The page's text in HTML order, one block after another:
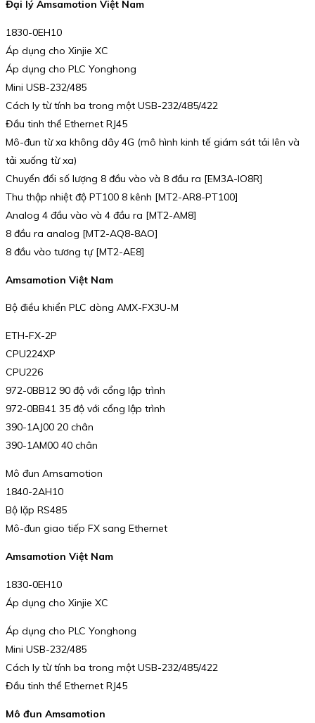
Đại lý Amsamotion Việt Nam
1830-0EH10
Áp dụng cho Xinjie XC
Áp dụng cho PLC Yonghong
Mini USB-232/485
Cách ly từ tính ba trong một USB-232/485/422
Đầu tinh thể Ethernet RJ45
Mô-đun từ xa không dây 4G (mô hình kinh tế giám sát tải lên và
tải xuống từ xa)
Chuyển đổi số lượng 8 đầu vào và 8 đầu ra [EM3A-IO8R]
Thu thập nhiệt độ PT100 8 kênh [MT2-AR8-PT100]
Analog 4 đầu vào và 4 đầu ra [MT2-AM8]
8 đầu ra analog [MT2-AQ8-8AO]
8 đầu vào tương tự [MT2-AE8]
Amsamotion Việt Nam
Bộ điều khiển PLC dòng AMX-FX3U-M
ETH-FX-2P
CPU224XP
CPU226
972-0BB12 90 độ với cổng lập trình
972-0BB41 35 độ với cổng lập trình
390-1AJ00 20 chân
390-1AM00 40 chân
Mô đun Amsamotion
1840-2AH10
Bộ lặp RS485
Mô-đun giao tiếp FX sang Ethernet
Amsamotion Việt Nam
1830-0EH10
Áp dụng cho Xinjie XC
Áp dụng cho PLC Yonghong
Mini USB-232/485
Cách ly từ tính ba trong một USB-232/485/422
Đầu tinh thể Ethernet RJ45
Mô đun Amsamotion